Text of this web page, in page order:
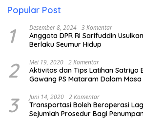
Popular Post
1 Desember 8, 2024 3 Komentar
Anggota DPR RI Sarifuddin
Berlaku Seumur Hidup
2 Mei 19, 2020 2 Komentar
Aktivitas dan Tips Latihan Satriyo
Gawang PS Mataram Dalam Masa
3 Juni 14, 2020 2 Komentar
Transportasi Boleh Beroperasi
Sejumlah Prosedur Bagi